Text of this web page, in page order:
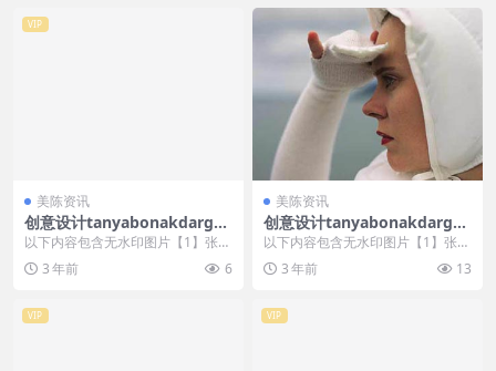
VIP
美陈资讯
创意设计tanyabonakdargall
ery美陈创意 (1565)
以下内容包含无水印图片【1】张
，开通会员无障碍浏览 开通VIP会
员 3 年前 6
美陈资讯
创意设计tanyabonakdargall
ery美陈创意 (3310)
以下内容包含无水印图片【1】张
，开通会员无障碍浏览 开通VIP会
员 3 年前 13
VIP VIP